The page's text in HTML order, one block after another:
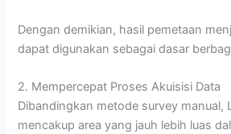
Dengan demikian, hasil pemetaan
dapat digunakan sebagai dasar
2. Mempercepat Proses Akuisisi Data
Dibandingkan metode survey manual,
mencakup area yang jauh lebih luas